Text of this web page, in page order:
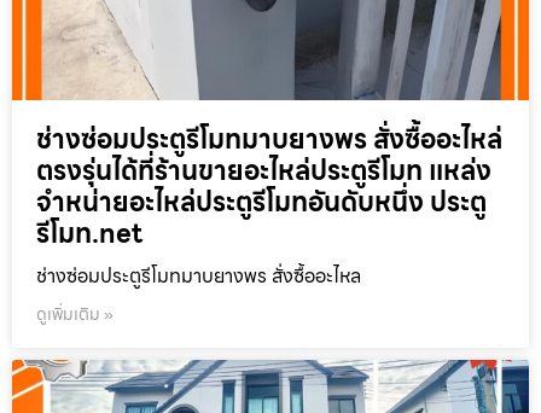
ช่างซ่อมประตูรีโมทมาบยางพร สั่งซื้ออะไหล่
ตรงรุ่นได้ที่ร้านขายอะไหล่ประตูรีโมท แหล่ง
จำหน่ายอะไหล่ประตูรีโมทอันดับหนึ่ง ประตู
รีโมท.net
ช่างซ่อมประตูรีโมทมาบยางพร สั่งซื้ออะไหล
ดูเพิ่มเติม »